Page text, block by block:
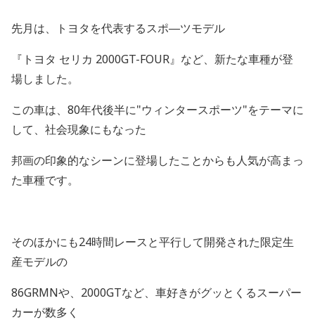
先月は、トヨタを代表するスポ―ツモデル
『トヨタ セリカ 2000GT-FOUR』など、新たな車種が登
場しました。
この車は、80年代後半に"ウィンタースポーツ"をテーマに
して、社会現象にもなった
邦画の印象的なシーンに登場したことからも人気が高まっ
た車種です。
そのほかにも24時間レースと平行して開発された限定生
産モデルの
86GRMNや、2000GTなど、車好きがグッとくるスーパー
カーが数多く